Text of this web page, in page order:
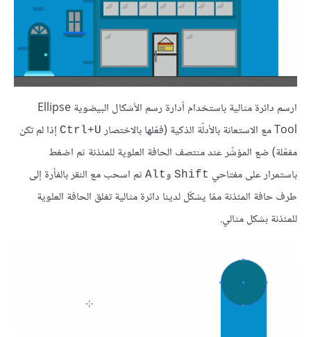
ارسم دائرة مثالية باستخدام أدارة رسم الأشكال البيضوية Ellipse
Tool مع الاستعانة بالأدلّة الذكية (فعّلها بالاختصار
Ctrl+U إذا لم تكن
مفعّلة) ضع المؤشّر عند منتصف الحافة العلوية للمئذنة ثم اضغط
باستمرار على مفتاحي Shift وAlt ثم اسحب مع النقر بالفأرة إلى
طرف حافة المئذنة ممّا يشكّل لدينا دائرة مثالية تغلق الحافة العلوية
للمئذنة بشكل مثالي.